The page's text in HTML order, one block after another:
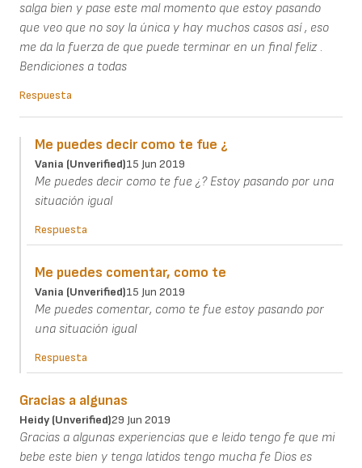
salga bien y pase este mal momento que estoy pasando
que veo que no soy la única y hay muchos casos así , eso
me da la fuerza de que puede terminar en un final feliz .
Bendiciones a todas
Respuesta
Me puedes decir como te fue ¿
Vania (unverified)15 Jun 2019
Me puedes decir como te fue ¿? Estoy pasando por una
situación igual
Respuesta
Me puedes comentar, como te
Vania (unverified)15 Jun 2019
Me puedes comentar, como te fue estoy pasando por
una situación igual
Respuesta
Gracias a algunas
Heidy (unverified)29 Jun 2019
Gracias a algunas experiencias que e leido tengo fe que mi
bebe este bien y tenga latidos tengo mucha fe Dios es